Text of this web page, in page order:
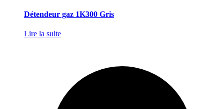
Détendeur gaz 1K300 Gris
Lire la suite